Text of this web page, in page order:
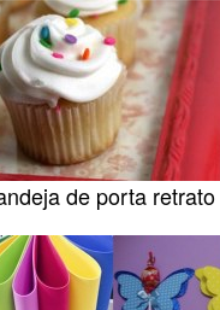
de porta retrato